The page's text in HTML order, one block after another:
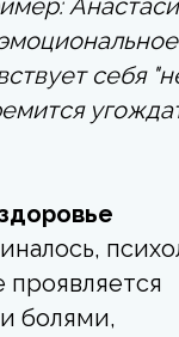
себя
проявляется
болями,